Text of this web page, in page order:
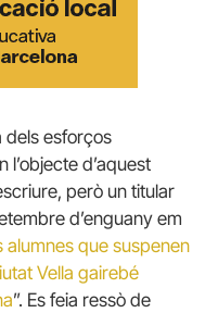
dels esforços
l’objecte d’aquest
però un titular
d’enguany em
alumnes que suspenen
Vella gairebé
”. Es feia ressò de